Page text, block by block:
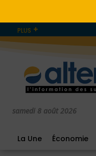
PLUS
samedi 8 août 2026
La Une Économie